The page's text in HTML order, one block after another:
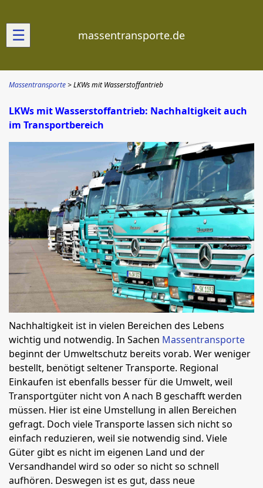
☰ massentransporte.de
Massentransporte LKWs mit Wasserstoffantrieb
LKWs mit Wasserstoffantrieb: Nachhaltigkeit auch
im Transportbereich
Nachhaltigkeit ist in vielen Bereichen des Lebens
wichtig und notwendig. In Sachen Massentransporte
beginnt der Umweltschutz bereits vorab. Wer weniger
bestellt, benötigt seltener Transporte. Regional
Einkaufen ist ebenfalls besser für die Umwelt, weil
Transportgüter nicht von A nach B geschafft werden
müssen. Hier ist eine Umstellung in allen Bereichen
gefragt. Doch viele Transporte lassen sich nicht so
einfach reduzieren, weil sie notwendig sind. Viele
Güter gibt es nicht im eigenen Land und der
Versandhandel wird so oder so nicht so schnell
aufhören. Deswegen ist es gut, dass neue